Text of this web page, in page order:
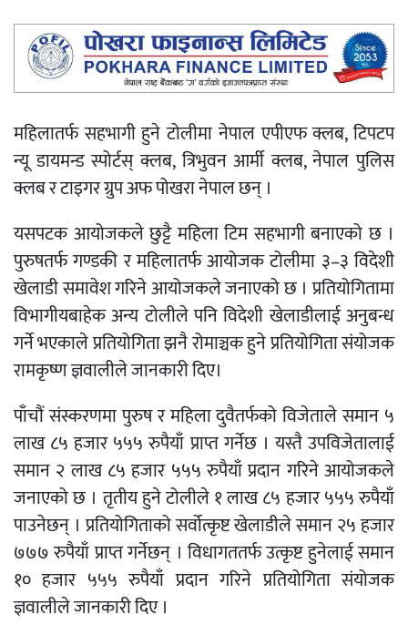
महिलातर्फ सहभागी हुने टोलीमा नेपाल एपीएफ क्लब, टिपटप
न्यू डायमन्ड स्पोर्टस् क्लब, त्रिभुवन आर्मी क्लब, नेपाल पुलिस
क्लब र टाइगर ग्रुप अफ पोखरा नेपाल छन् ।
यसपटक आयोजकले छुट्टै महिला टिम सहभागी बनाएको छ ।
पुरुषतर्फ गण्डकी र महिलातर्फ आयोजक टोलीमा ३–३ विदेशी
खेलाडी समावेश गरिने आयोजकले जनाएको छ । प्रतियोगितामा
विभागीयबाहेक अन्य टोलीले पनि विदेशी खेलाडीलाई अनुबन्ध
गर्ने भएकाले प्रतियोगिता झनै रोमाञ्चक हुने प्रतियोगिता संयोजक
रामकृष्ण ज्ञवालीले जानकारी दिए।
पाँचौं संस्करणमा पुरुष र महिला दुवैतर्फको विजेताले समान ५
लाख ८५ हजार ५५५ रुपैयाँ प्राप्त गर्नेछ । यस्तै उपविजेतालाई
समान २ लाख ८५ हजार ५५५ रुपैयाँ प्रदान गरिने आयोजकले
जनाएको छ । तृतीय हुने टोलीले १ लाख ८५ हजार ५५५ रुपैयाँ
पाउनेछन् । प्रतियोगिताको सर्वोत्कृष्ट खेलाडीले समान २५ हजार
७७७ रुपैयाँ प्राप्त गर्नेछन् । विधागततर्फ उत्कृष्ट हुनेलाई समान
१० हजार ५५५ रुपैयाँ प्रदान गरिने प्रतियोगिता संयोजक
ज्ञवालीले जानकारी दिए ।